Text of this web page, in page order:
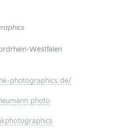
Westfalen
hk-photographics.de/